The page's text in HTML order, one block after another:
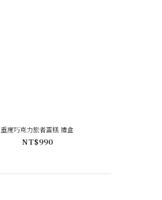
重度巧克力旅者蛋糕 禮盒
NT$990